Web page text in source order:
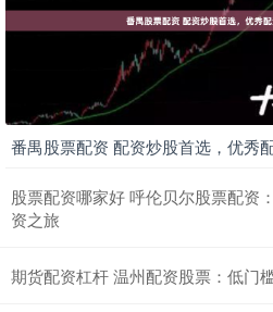
番禺股票配资 配资炒股首选，优秀
股票配资哪家好 呼伦贝尔股票配资
资之旅
期货配资杠杆 温州配资股票：低门